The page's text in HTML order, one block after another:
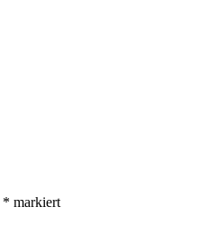
* markiert